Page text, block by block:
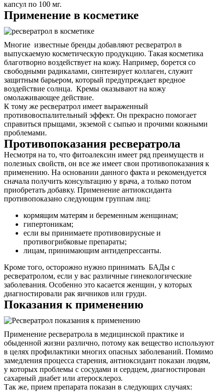
капсул по 100 мг.
Применение в косметике
Многие известные бренды добавляют ресвератрол в
выпускаемую косметическую продукцию. Такая косметика
благотворно воздействует на кожу. Например, борется со
свободными радикалами, синтезирует коллаген, служит
защитным барьером, который предупреждает вредное
воздействие солнца. Кремы оказывают на кожу
омолаживающее действие.
К тому же ресвератрол имеет выраженный
противовоспалительный эффект. Он прекрасно помогает
справиться прыщами, экземой с сыпью и прочими кожными
проблемами.
Противопоказания ресвератрола
Несмотря на то, что фитоалексин имеет ряд преимуществ и
полезных свойств, он все же имеет свои противопоказания к
применению. На основании данного факта и рекомендуется
сначала получить консультацию у врача, а только потом
приобретать добавку. Применение антиоксиданта
противопоказано следующим группам лиц:
кормящим матерям и беременным женщинам;
гипертоникам;
если вы принимаете противовирусные и
противогрибковые препараты;
лицам, принимающим антидепрессанты.
Кроме того, осторожно нужно принимать БАДы с
ресвератролом, если у вас различные гинекологические
заболевания. Особенно это касается женщин, у которых
диагностировали рак яичников или груди.
Показания к применению
Применение ресвератрола в медицинской практике и
обыденной жизни различно, потому как вещество используют
в целях профилактики многих опасных заболеваний. Помимо
замедления процесса старения, антиоксидант показан людям,
у которых проблемы с сосудами и сердцем, диагностирован
сахарный диабет или атеросклероз.
Так же, прием препарата показан в следующих случаях: